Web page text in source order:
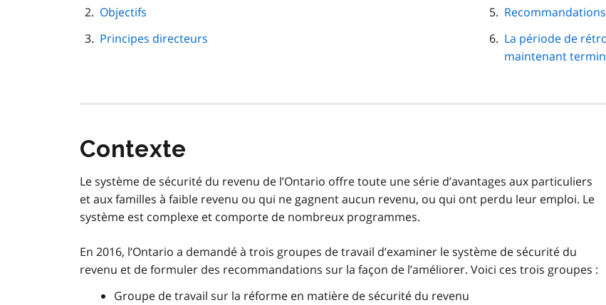
Objectifs
Principes directeurs
La période de
maintenant
Contexte
Le système de sécurité du revenu de l’Ontario offre toute une série d’avantages aux particuliers
et aux familles à faible revenu ou qui ne gagnent aucun revenu, ou qui ont perdu leur emploi. Le
système est complexe et comporte de nombreux programmes.
En 2016, l’Ontario a demandé à trois groupes de travail d’examiner le système de sécurité du
revenu et de formuler des recommandations sur la façon de l’améliorer. Voici ces trois groupes :
Groupe de travail sur la réforme en matière de sécurité du revenu